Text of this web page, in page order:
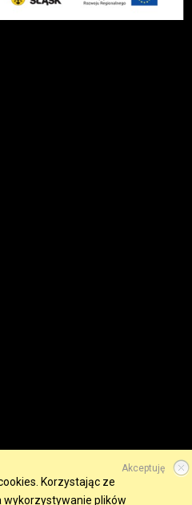
Akceptuję
Korzystając ze
wykorzystywanie plików